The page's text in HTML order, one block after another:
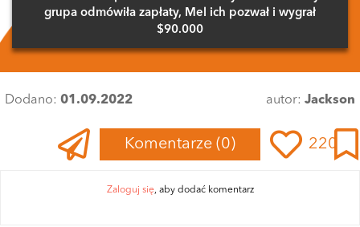
grupa odmówiła zapłaty, Mel ich pozwał i wygrał
$90.000
Dodano: 01.09.2022 autor: Jackson
Komentarze (0) 220
Zaloguj się, aby dodać komentarz